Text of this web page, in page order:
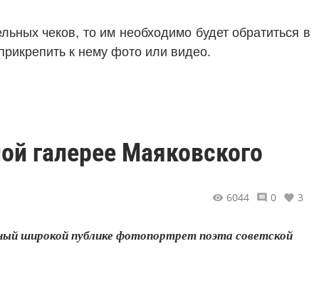
чеков, то им необходимо будет обратиться в
к нему фото или видео.
галерее Маяковского
6044 0 3
широкой публике фотопортрет поэта советской